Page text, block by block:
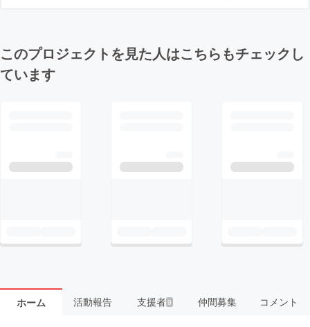
このプロジェクトを見た人はこちらもチェックし
ています
ホーム 活動報告 支援者9 仲間募集 コメント